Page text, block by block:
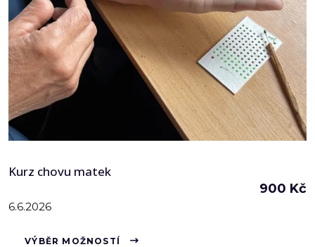
Kurz chovu matek
900 Kč
6.6.2026
VÝBĚR MOŽNOSTÍ